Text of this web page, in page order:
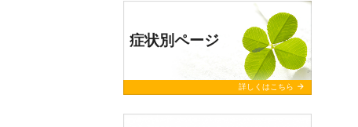
症状別ページ
詳しくはこちら arrow_forward